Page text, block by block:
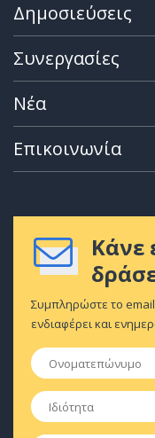
Δημοσιεύσεις
Συνεργασίες
Νέα
Επικοινωνία
Κάνε
Συμπληρώστε το
ενδιαφέρει και
Ονοματεπώνυμο
Ιδιότητα